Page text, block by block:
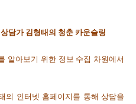
담가 김형태의 청춘 카운슬링
알아보기 위한 정보 수집 차원에서
의 인터넷 홈페이지를 통해 상담을